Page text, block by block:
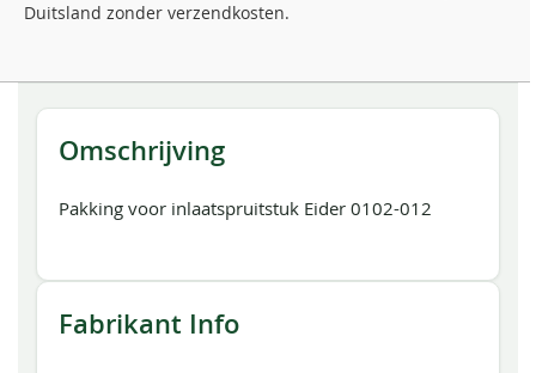
Duitsland zonder verzendkosten.
Omschrijving
Pakking voor inlaatspruitstuk Eider 0102-012
Fabrikant Info